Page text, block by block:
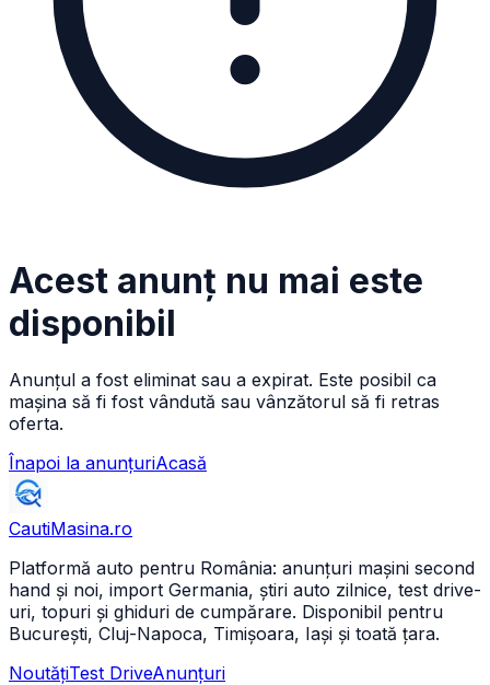
Acest anunț nu mai este
disponibil
Anunțul a fost eliminat sau a expirat. Este posibil ca
mașina să fi fost vândută sau vânzătorul să fi retras
oferta.
Înapoi la anunțuriAcasă
CautiMasina.ro
Platformă auto pentru România: anunțuri mașini second
hand și noi, import Germania, știri auto zilnice, test drive-
uri, topuri și ghiduri de cumpărare. Disponibil pentru
București, Cluj-Napoca, Timișoara, Iași și toată țara.
NoutățiTest DriveAnunțuri